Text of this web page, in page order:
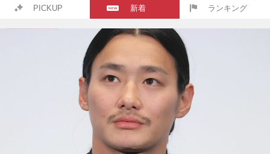
PICKUP 新着 ランキング